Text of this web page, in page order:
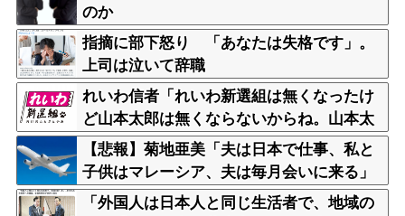
のか
指摘に部下怒り 「あなたは失格です」。
上司は泣いて辞職
れいわ信者「れいわ新選組は無くなったけ
ど山本太郎は無くならないからね。山本太
郎Forever????」
【悲報】菊地亜美「夫は日本で仕事、私と
子供はマレーシア、夫は毎月会いに来る」
←これどう思う？
「外国人は日本人と同じ生活者で、地域の